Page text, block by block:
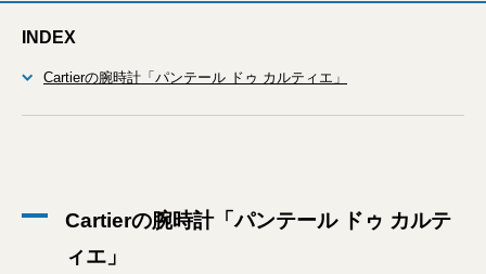
INDEX
Cartierの腕時計「パンテール ドゥ カルティエ」
Cartierの腕時計「パンテール ドゥ カルテ
ィエ」